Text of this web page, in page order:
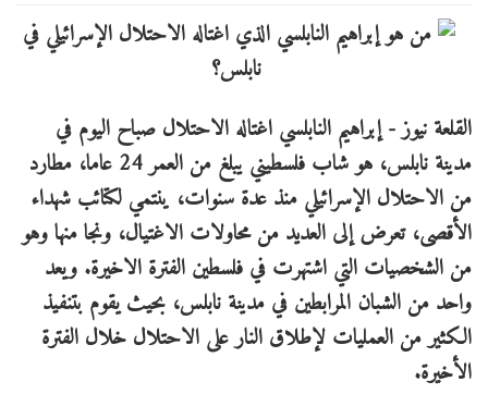
القلعة نيوز - إبراهيم النابلسي اغتاله الاحتلال صباح اليوم في
مدينة نابلس، هو شاب فلسطيني يبلغ من العمر 24 عاما، مطارد
من الاحتلال الإسرائيلي منذ عدة سنوات، ينتمي لكتائب شهداء
الأقصى، تعرض إلى العديد من محاولات الاغتيال، ونجا منها وهو
من الشخصيات التي اشتهرت في فلسطين الفترة الاخيرة. ويعد
واحد من الشبان المرابطين في مدينة نابلس، بحيث يقوم بتنفيذ
الكثير من العمليات لإطلاق النار على الاحتلال خلال الفترة
الأخيرة.